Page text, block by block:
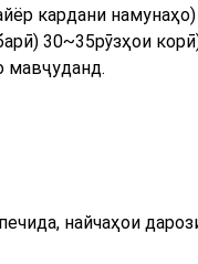
кардани намунаҳо)
30~35рӯзҳои
мавҷуданд.
найчаҳои